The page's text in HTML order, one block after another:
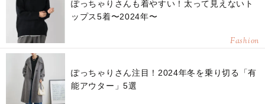
ぽっちゃりさんも着やすい！太って見えないト
ップス5着〜2024年〜
Fashion
ぽっちゃりさん注目！2024年冬を乗り切る「有
能アウター」5選